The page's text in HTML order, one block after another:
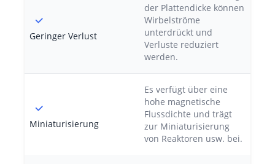
Geringer Verlust
der Plattendicke können
Wirbelströme
unterdrückt und
Verluste reduziert
werden.
Miniaturisierung
Es verfügt über eine
hohe magnetische
Flussdichte und trägt
zur Miniaturisierung
von Reaktoren usw. bei.